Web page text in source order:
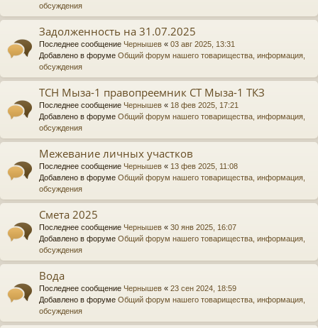
обсуждения
Задолженность на 31.07.2025
Последнее сообщение Чернышев « 03 авг 2025, 13:31
Добавлено в форуме Общий форум нашего товарищества, информация,
обсуждения
ТСН Мыза-1 правопреемник СТ Мыза-1 ТКЗ
Последнее сообщение Чернышев « 18 фев 2025, 17:21
Добавлено в форуме Общий форум нашего товарищества, информация,
обсуждения
Межевание личных участков
Последнее сообщение Чернышев « 13 фев 2025, 11:08
Добавлено в форуме Общий форум нашего товарищества, информация,
обсуждения
Смета 2025
Последнее сообщение Чернышев « 30 янв 2025, 16:07
Добавлено в форуме Общий форум нашего товарищества, информация,
обсуждения
Вода
Последнее сообщение Чернышев « 23 сен 2024, 18:59
Добавлено в форуме Общий форум нашего товарищества, информация,
обсуждения